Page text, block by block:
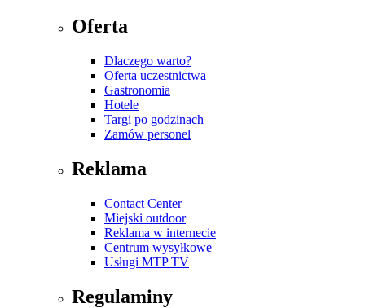
Oferta
Dlaczego warto?
Oferta uczestnictwa
Gastronomia
Hotele
Targi po godzinach
Zamów personel
Reklama
Contact Center
Miejski outdoor
Reklama w internecie
Centrum wysyłkowe
Usługi MTP TV
Regulaminy